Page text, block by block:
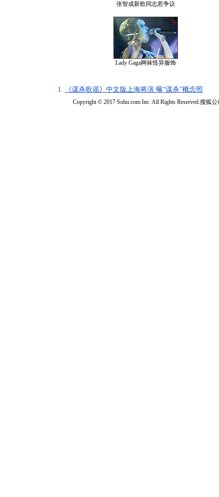
张智成新歌同志惹争议
Lady Gaga网袜怪异服饰
1. 《谋杀歌谣》中文版上海将演 曝“谋杀”概念照
Copyright © 2017 Sohu.com Inc. All Rights Reserved.搜狐